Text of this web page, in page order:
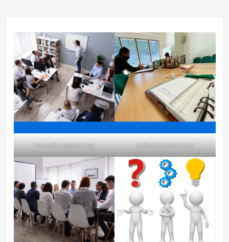
Verwaltungstraining Individualcoaching